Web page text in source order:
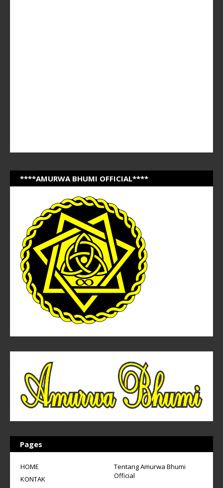
****AMURWA BHUMI OFFICIAL****
Pages
HOME
Tentang Amurwa Bhumi
Official
KONTAK